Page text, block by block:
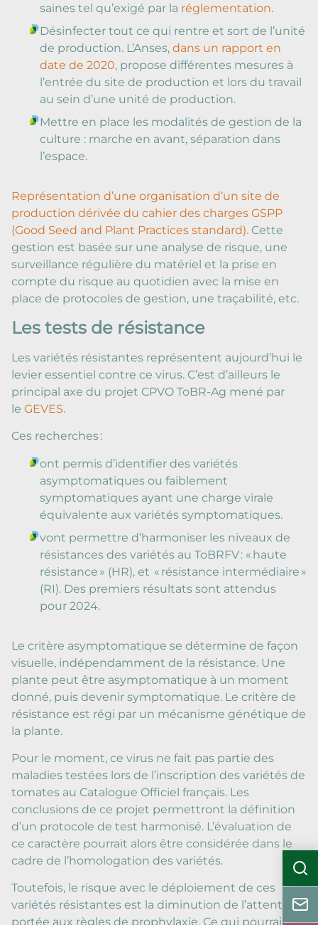
saines tel qu’exigé par la réglementation.
Désinfecter tout ce qui rentre et sort de l’unité
de production. L’Anses, dans un rapport en
date de 2020, propose différentes mesures à
l’entrée du site de production et lors du travail
au sein d’une unité de production.
Mettre en place les modalités de gestion de la
culture : marche en avant, séparation dans
l’espace.
Représentation d’une organisation d’un site de
production dérivée du cahier des charges GSPP
(Good Seed and Plant Practices standard). Cette
gestion est basée sur une analyse de risque, une
surveillance régulière du matériel et la prise en
compte du risque au quotidien avec la mise en
place de protocoles de gestion, une traçabilité, etc.
Les tests de résistance
Les variétés résistantes représentent aujourd’hui le
levier essentiel contre ce virus. C’est d’ailleurs le
principal axe du projet CPVO ToBR-Ag mené par
le GEVES.
Ces recherches :
ont permis d’identifier des variétés
asymptomatiques ou faiblement
symptomatiques ayant une charge virale
équivalente aux variétés symptomatiques.
vont permettre d’harmoniser les niveaux de
résistances des variétés au ToBRFV : « haute
résistance » (HR), et « résistance intermédiaire »
(RI). Des premiers résultats sont attendus
pour 2024.
Le critère asymptomatique se détermine de façon
visuelle, indépendamment de la résistance. Une
plante peut être asymptomatique à un moment
donné, puis devenir symptomatique. Le critère de
résistance est régi par un mécanisme génétique de
la plante.
Pour le moment, ce virus ne fait pas partie des
maladies testées lors de l’inscription des variétés de
tomates au Catalogue Officiel français. Les
conclusions de ce projet permettront la définition
d’un protocole de test harmonisé. L’évaluation de
ce caractère pourrait alors être considérée dans le
cadre de l’homologation des variétés.
Toutefois, le risque avec le déploiement de ces
variétés résistantes est la diminution de l’attention
portée aux règles de prophylaxie. Ce qui pourrait